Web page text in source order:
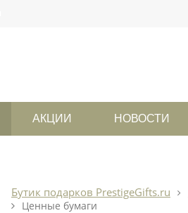
АКЦИИ НОВОСТИ
Бутик подарков PrestigeGifts.ru
Ценные бумаги